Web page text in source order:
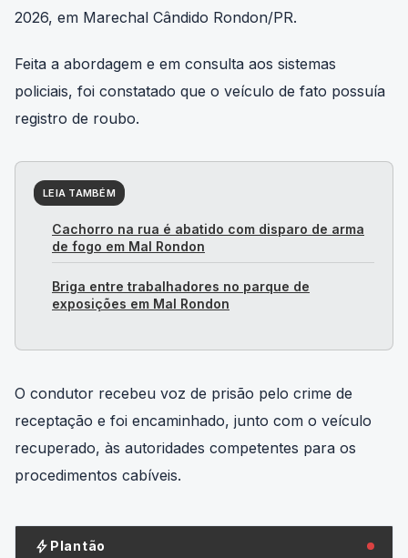
2026, em Marechal Cândido Rondon/PR.
Feita a abordagem e em consulta aos sistemas
policiais, foi constatado que o veículo de fato possuía
registro de roubo.
LEIA TAMBÉM
Cachorro na rua é abatido com disparo de arma
de fogo em Mal Rondon
Briga entre trabalhadores no parque de
exposições em Mal Rondon
O condutor recebeu voz de prisão pelo crime de
receptação e foi encaminhado, junto com o veículo
recuperado, às autoridades competentes para os
procedimentos cabíveis.
bolt Plantão